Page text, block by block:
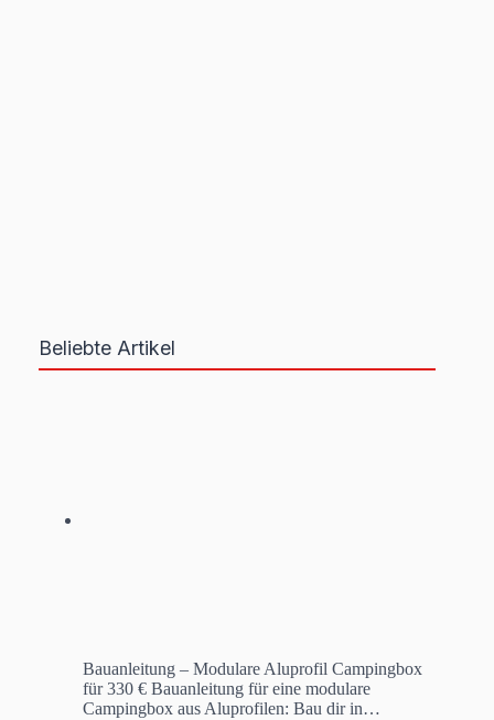
Beliebte Artikel
Bauanleitung – Modulare Aluprofil Campingbox
für 330 € Bauanleitung für eine modulare
Campingbox aus Aluprofilen: Bau dir in…